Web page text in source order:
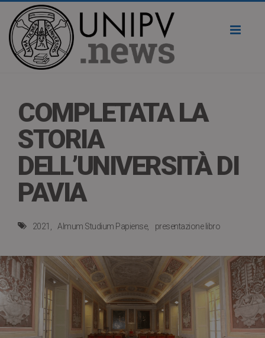
COMPLETATA LA
STORIA
DELL’UNIVERSITÀ DI
PAVIA
2021 Almum Studium Papiense presentazione libro